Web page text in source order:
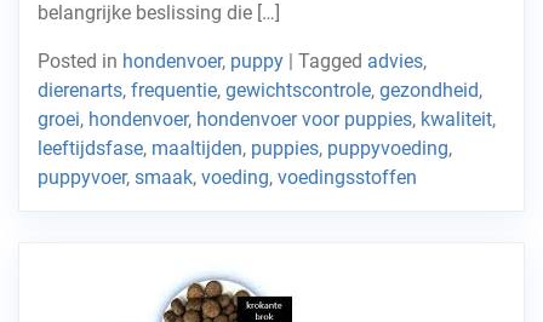
belangrijke beslissing die […]
Posted in hondenvoer, puppy | Tagged advies,
dierenarts, frequentie, gewichtscontrole, gezondheid,
groei, hondenvoer, hondenvoer voor puppies, kwaliteit,
leeftijdsfase, maaltijden, puppies, puppyvoeding,
puppyvoer, smaak, voeding, voedingsstoffen